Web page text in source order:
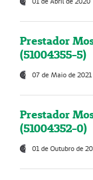
Prestador
(51004355-5)
07 de Maio de 2021
Prestador
(51004352-0)
01 de Outubro de